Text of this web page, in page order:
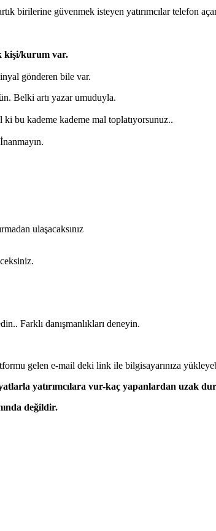
birilerine güvenmek isteyen yatırımcılar telefon
kişi/kurum var.
gönderen bile var.
Belki artı yazar umuduyla.
ki bu kademe kademe mal toplatıyorsunuz..
ulaşacaksınız
Farklı danışmanlıkları deneyin.
gelen e-mail deki link ile bilgisayarınıza
yatırımcılara vur-kaç yapanlardan uzak
değildir.